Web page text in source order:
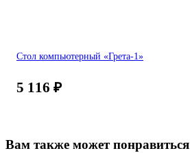
Стол компьютерный «Грета-1»
5 116 ₽
Вам также может понравиться